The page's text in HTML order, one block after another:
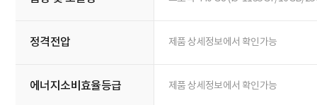
정격전압 제품 상세정보에서 확인가능
에너지소비효율등급 제품 상세정보에서 확인가능